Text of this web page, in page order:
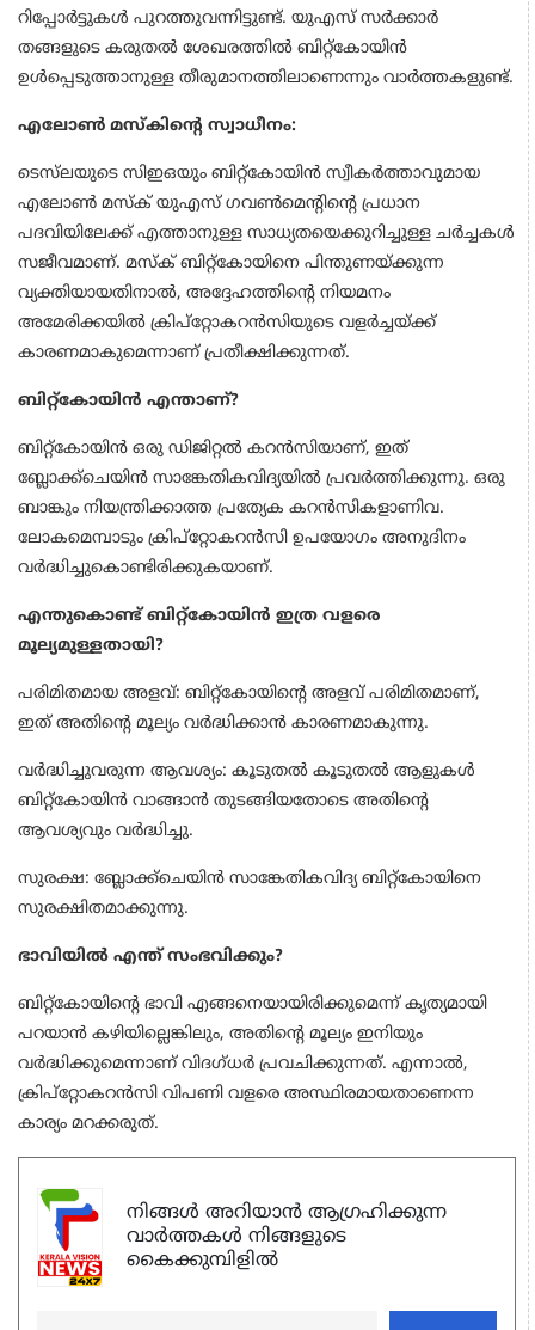
റിപ്പോർട്ടുകൾ പുറത്തുവന്നിട്ടുണ്ട്. യുഎസ് സർക്കാർ
തങ്ങളുടെ കരുതൽ ശേഖരത്തിൽ ബിറ്റ്‌കോയിൻ
ഉൾപ്പെടുത്താനുള്ള തീരുമാനത്തിലാണെന്നും വാർത്തകളുണ്ട്.
എലോൺ മസ്‌കിൻ്റെ സ്വാധീനം:
ടെസ്‌ലയുടെ സിഇഒയും ബിറ്റ്‌കോയിൻ സ്വീകർത്താവുമായ
എലോൺ മസ്‌ക് യുഎസ് ഗവൺമെൻ്റിൻ്റെ പ്രധാന
പദവിയിലേക്ക് എത്താനുള്ള സാധ്യതയെക്കുറിച്ചുള്ള ചർച്ചകൾ
സജീവമാണ്. മസ്‌ക് ബിറ്റ്‌കോയിനെ പിന്തുണയ്ക്കുന്ന
വ്യക്തിയായതിനാൽ, അദ്ദേഹത്തിൻ്റെ നിയമനം
അമേരിക്കയിൽ ക്രിപ്‌റ്റോകറൻസിയുടെ വളർച്ചയ്ക്ക്
കാരണമാകുമെന്നാണ് പ്രതീക്ഷിക്കുന്നത്.
ബിറ്റ്‌കോയിൻ എന്താണ്?
ബിറ്റ്‌കോയിൻ ഒരു ഡിജിറ്റൽ കറൻസിയാണ്, ഇത്
ബ്ലോക്ക്‌ചെയിൻ സാങ്കേതികവിദ്യയിൽ പ്രവർത്തിക്കുന്നു. ഒരു
ബാങ്കും നിയന്ത്രിക്കാത്ത പ്രത്യേക കറൻസികളാണിവ.
ലോകമെമ്പാടും ക്രിപ്‌റ്റോകറൻസി ഉപയോഗം അനുദിനം
വർദ്ധിച്ചുകൊണ്ടിരിക്കുകയാണ്.
എന്തുകൊണ്ട് ബിറ്റ്‌കോയിൻ ഇത്ര വളരെ
മൂല്യമുള്ളതായി?
പരിമിതമായ അളവ്: ബിറ്റ്‌കോയിൻ്റെ അളവ് പരിമിതമാണ്,
ഇത് അതിൻ്റെ മൂല്യം വർദ്ധിക്കാൻ കാരണമാകുന്നു.
വർദ്ധിച്ചുവരുന്ന ആവശ്യം: കൂടുതൽ കൂടുതൽ ആളുകൾ
ബിറ്റ്‌കോയിൻ വാങ്ങാൻ തുടങ്ങിയതോടെ അതിൻ്റെ
ആവശ്യവും വർദ്ധിച്ചു.
സുരക്ഷ: ബ്ലോക്ക്‌ചെയിൻ സാങ്കേതികവിദ്യ ബിറ്റ്‌കോയിനെ
സുരക്ഷിതമാക്കുന്നു.
ഭാവിയിൽ എന്ത് സംഭവിക്കും?
ബിറ്റ്‌കോയിൻ്റെ ഭാവി എങ്ങനെയായിരിക്കുമെന്ന് കൃത്യമായി
പറയാൻ കഴിയില്ലെങ്കിലും, അതിൻ്റെ മൂല്യം ഇനിയും
വർദ്ധിക്കുമെന്നാണ് വിദഗ്ധർ പ്രവചിക്കുന്നത്. എന്നാൽ,
ക്രിപ്‌റ്റോകറൻസി വിപണി വളരെ അസ്ഥിരമായതാണെന്ന
കാര്യം മറക്കരുത്.
നിങ്ങൾ അറിയാൻ ആഗ്രഹിക്കുന്ന
വാർത്തകൾ നിങ്ങളുടെ
കൈക്കുമ്പിളിൽ